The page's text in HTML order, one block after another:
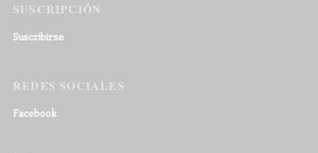
SUSCRIPCIÓN
Suscribirse
REDES SOCIALES
Facebook